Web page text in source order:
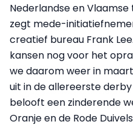
Nederlandse en Vlaamse
zegt mede-
creatief bureau Frank
kansen nog voor het
we daarom weer in
uit in de allereerste derby
belooft een zinderende
Oranje en de Rode